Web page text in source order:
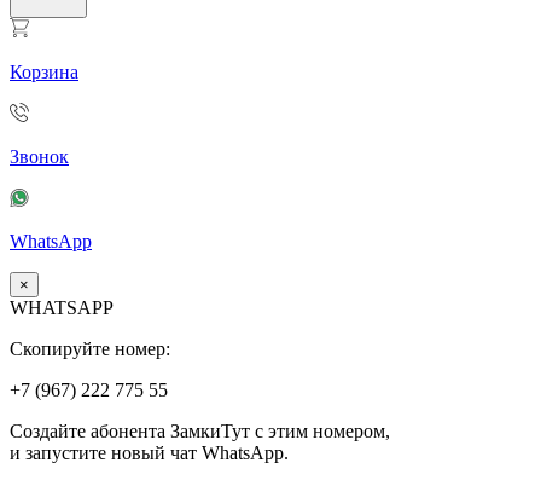
Корзина
Звонок
WhatsApp
×
WHATSAPP
Скопируйте номер:
+7 (967) 222 775 55
Создайте абонента ЗамкиТут с этим номером,
и запустите новый чат WhatsApp.